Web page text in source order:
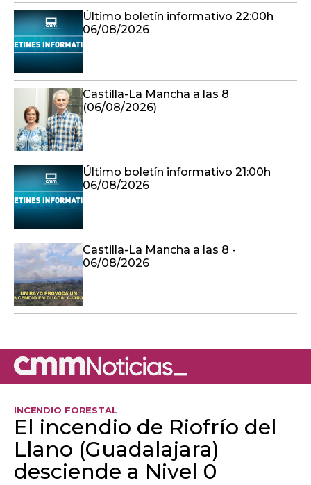
Último boletín informativo 22:00h
06/08/2026
Castilla-La Mancha a las 8
(06/08/2026)
Último boletín informativo 21:00h
06/08/2026
Castilla-La Mancha a las 8 -
06/08/2026
INCENDIO FORESTAL
El incendio de Riofrío del
Llano (Guadalajara)
desciende a Nivel 0